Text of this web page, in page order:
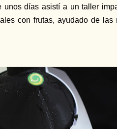
unos días asistí a un taller
con frutas, ayudado de las